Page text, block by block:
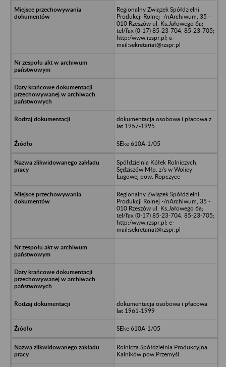
Regionalny Związek Spółdzielni
Produkcji Rolnej -/nArchiwum, 35 -
010 Rzeszów ul. Ks.Jałowego 6a;
tel/fax (0-17) 85-23-704, 85-23-705;
http:/www.rzspr.pl; e-
mail:sekretariat@rzspr.pl
dokumentacja osobowa i płacowa z
lat 1957-1995
SEke 610A-1/05
Spółdzielnia Kółek Rolniczych,
Sędziszów Młp. z/s w Wolicy
Ługowej pow. Ropczyce
Regionalny Związek Spółdzielni
Produkcji Rolnej -/nArchiwum, 35 -
010 Rzeszów ul. Ks.Jałowego 6a;
tel/fax (0-17) 85-23-704, 85-23-705;
http:/www.rzspr.pl; e-
mail:sekretariat@rzspr.pl
dokumentacja osobowa i płacowa
lat 1961-1999
SEke 610A-1/05
Rolnicza Spółdzielnia Produkcyjna,
Kalników pow.Przemyśl